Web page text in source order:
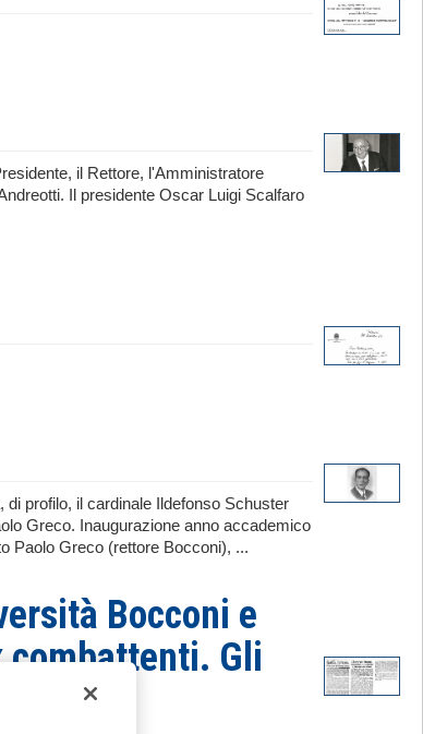
il Rettore, l'Amministratore
Il presidente Oscar Luigi Scalfaro
di profilo, il cardinale Ildefonso Schuster
Greco. Inaugurazione anno accademico
Paolo Greco (rettore Bocconi), ...
Bocconi e
combattenti. Gli